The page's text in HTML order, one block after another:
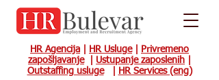
HR Agencija HR Usluge|
Privremeno
zapošljavanje| Ustupanje zaposlenih
Outstaffing usluge| HR Services (eng)